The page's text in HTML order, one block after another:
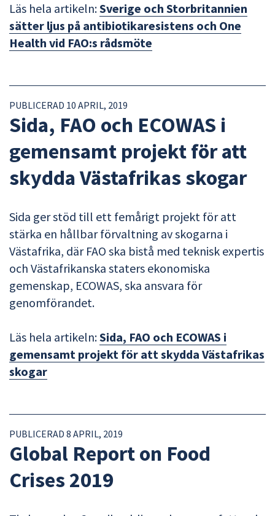
Läs hela artikeln:Sverige och Storbritannien
sätter ljus på antibiotikaresistens och One
Health vid FAO:s rådsmöte
PUBLICERAD 10 APRIL, 2019
Sida, FAO och ECOWAS i
gemensamt projekt för att
skydda Västafrikas skogar
Sida ger stöd till ett femårigt projekt för att
stärka en hållbar förvaltning av skogarna i
Västafrika, där FAO ska bistå med teknisk expertis
och Västafrikanska staters ekonomiska
gemenskap, ECOWAS, ska ansvara för
genomförandet.
Läs hela artikeln:Sida, FAO och ECOWAS i
gemensamt projekt för att skydda Västafrikas
skogar
PUBLICERAD 8 APRIL, 2019
Global Report on Food
Crises 2019